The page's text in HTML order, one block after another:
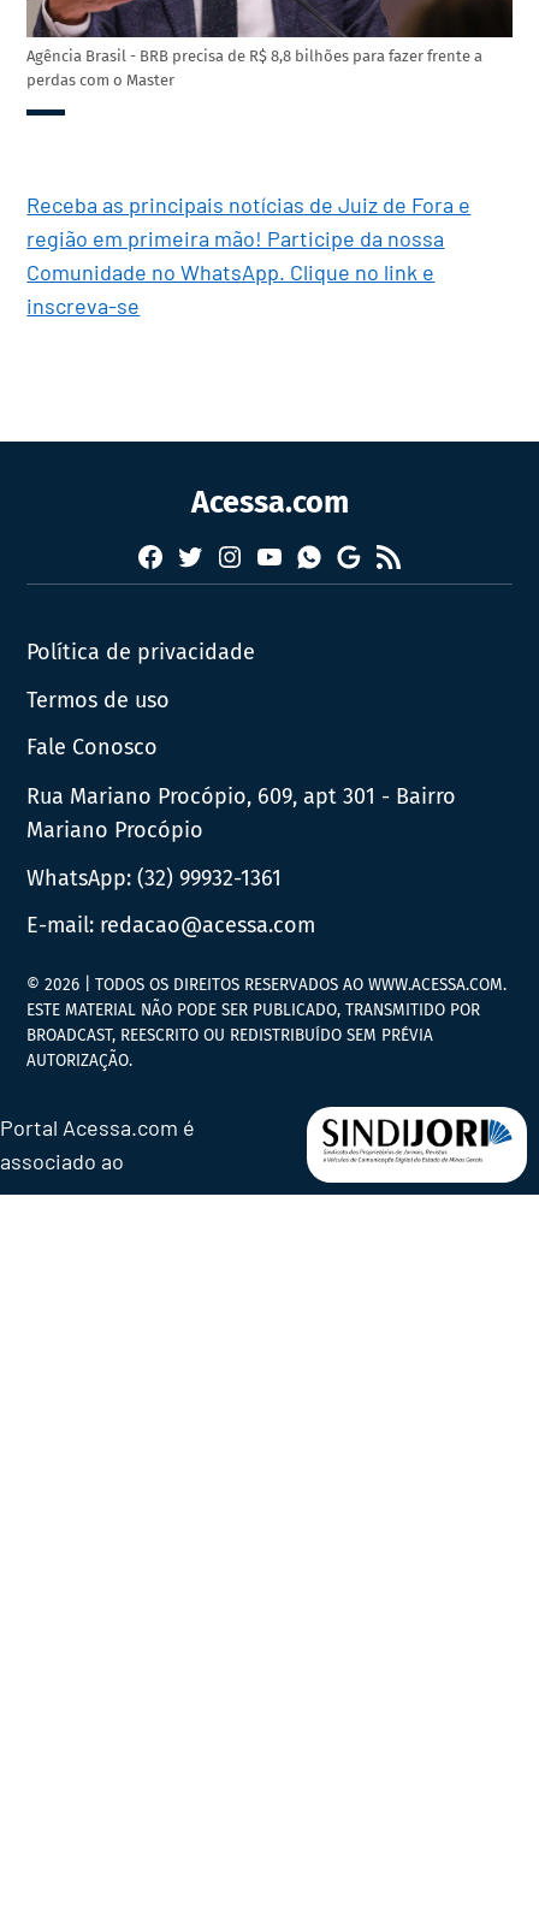
Agência Brasil - BRB precisa de R$ 8,8 bilhões para fazer frente a
perdas com o Master
Receba as principais notícias de Juiz de Fora e
região em primeira mão! Participe da nossa
Comunidade no WhatsApp. Clique no link e
inscreva-se
Acessa.com
Facebook
TwitterInstagram
YouTubeWhatsapp
Google
News
RSS
Política de privacidade
Termos de uso
Fale Conosco
Rua Mariano Procópio, 609, apt 301 - Bairro
Mariano Procópio
WhatsApp:(32) 99932-1361
E-mail: redacao@acessa.com
© 2026 | TODOS OS DIREITOS RESERVADOS AO WWW.ACESSA.COM.
ESTE MATERIAL NÃO PODE SER PUBLICADO, TRANSMITIDO POR
BROADCAST, REESCRITO OU REDISTRIBUÍDO SEM PRÉVIA
AUTORIZAÇÃO.
Portal Acessa.com é
associado ao